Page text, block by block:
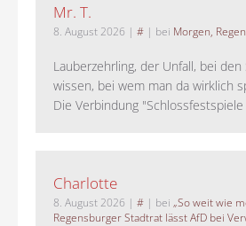
Mr. T.
8. August 2026 | # | bei Morgen,
Lauberzehrling, der Unfall, bei
wissen, bei wem man da wirklich
Die Verbindung "Schlossfestspiele
Charlotte
8. August 2026 | # | bei „So weit wie
Regensburger Stadtrat lässt AfD bei